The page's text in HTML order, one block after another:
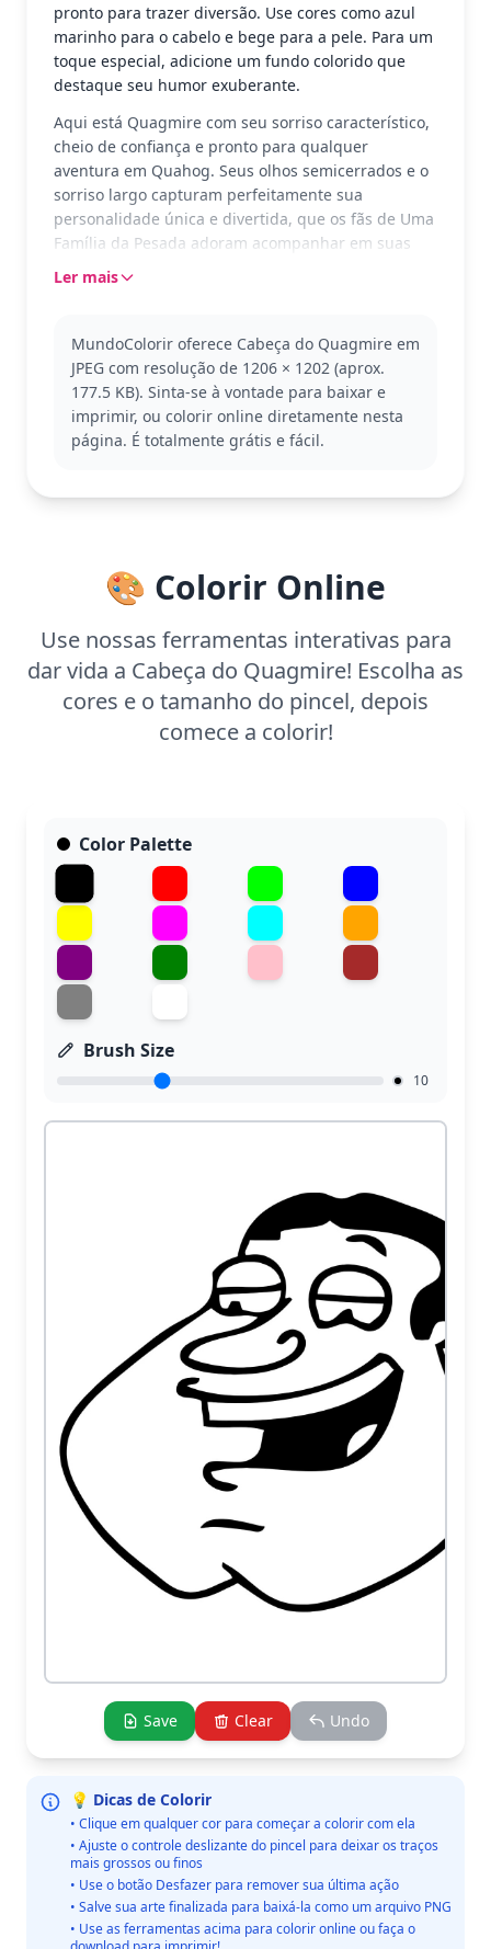
pronto para trazer diversão. Use cores como azul
marinho para o cabelo e bege para a pele. Para um
toque especial, adicione um fundo colorido que
destaque seu humor exuberante.
Aqui está Quagmire com seu sorriso característico,
cheio de confiança e pronto para qualquer
aventura em Quahog. Seus olhos semicerrados e o
sorriso largo capturam perfeitamente sua
personalidade única e divertida, que os fãs de Uma
Família da Pesada adoram acompanhar em suas
peripécias malucas.
aventuras e seu famoso bordão. Este desenho
captura bem o espírito do personagem, tornando-
se uma ótima escolha para aqueles que amam o
humor da série. Outros personagens, como Peter e
Stewie, também são ótimas opções para colorir.
podem precisar de alguma orientação, mas
certamente se divertirão com Quagmire.
Ler mais
MundoColorir oferece Cabeça do Quagmire em
JPEG com resolução de 1206 × 1202 (aprox.
177.5 KB). Sinta-se à vontade para baixar e
imprimir, ou colorir online diretamente nesta
página. É totalmente grátis e fácil.
🎨 Colorir Online
Use nossas ferramentas interativas para
dar vida a Cabeça do Quagmire! Escolha as
cores e o tamanho do pincel, depois
comece a colorir!
Color Palette
Brush Size
10
Save Clear Undo
💡 Dicas de Colorir
• Clique em qualquer cor para começar a colorir com ela
• Ajuste o controle deslizante do pincel para deixar os traços
mais grossos ou finos
• Use o botão Desfazer para remover sua última ação
• Salve sua arte finalizada para baixá-la como um arquivo PNG
• Use as ferramentas acima para colorir online ou faça o